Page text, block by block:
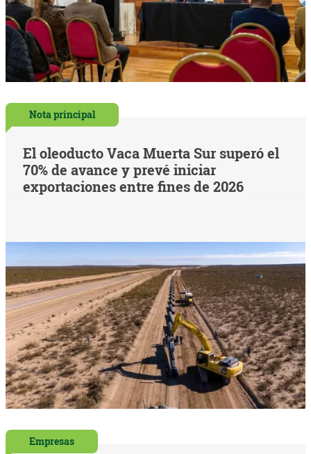
Nota principal
El oleoducto Vaca Muerta Sur superó el
70% de avance y prevé iniciar
exportaciones entre fines de 2026
Empresas